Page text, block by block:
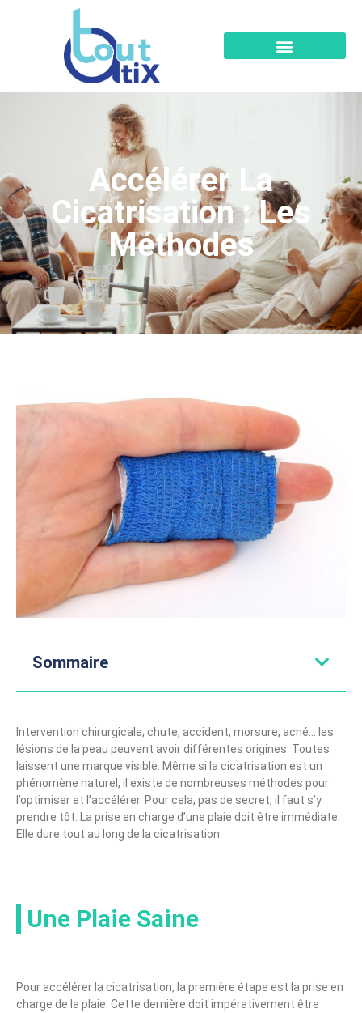
Accélérer La
Cicatrisation : Les
Méthodes
Sommaire
Intervention chirurgicale, chute, accident, morsure, acné… les
lésions de la peau peuvent avoir différentes origines. Toutes
laissent une marque visible. Même si la cicatrisation est un
phénomène naturel, il existe de nombreuses méthodes pour
l’optimiser et l’accélérer. Pour cela, pas de secret, il faut s’y
prendre tôt. La prise en charge d’une plaie doit être immédiate.
Elle dure tout au long de la cicatrisation.
Une Plaie Saine
Pour accélérer la cicatrisation, la première étape est la prise en
charge de la plaie. Cette dernière doit impérativement être